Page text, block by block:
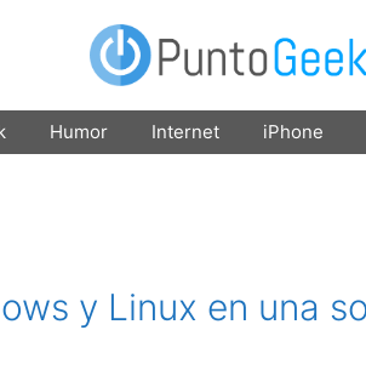
Humor Internet iPhone
y Linux en una